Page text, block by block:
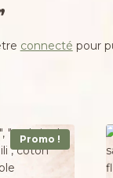
connecté pour
Promo !